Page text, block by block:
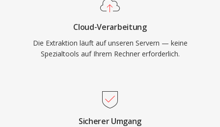
Cloud-Verarbeitung
Die Extraktion läuft auf unseren Servern — keine
Spezialtools auf Ihrem Rechner erforderlich.
Sicherer Umgang